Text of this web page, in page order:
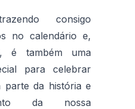
consigo
no calendário e,
é também uma
para celebrar
parte da história e
da nossa